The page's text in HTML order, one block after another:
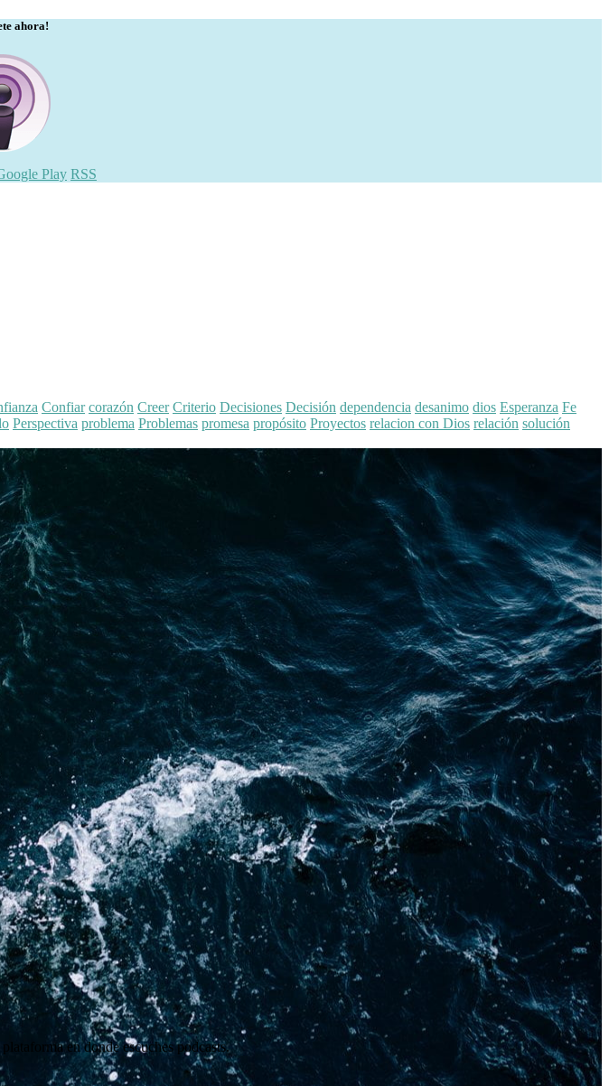
ahora!
Play RSS
Confiar corazón Creer Criterio Decisiones Decisión dependencia desanimo dios Esperanza Fe
Perspectiva problema Problemas promesa propósito Proyectos relacion con Dios relación solución
en donde escuches podcasts.